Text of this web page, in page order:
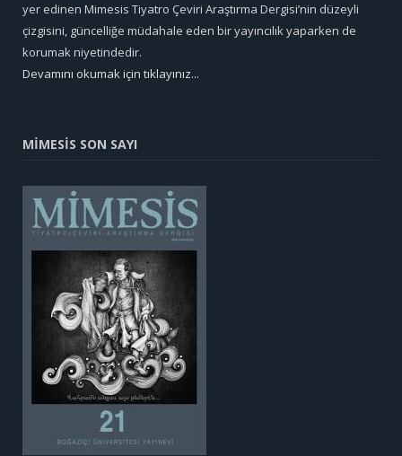
yer edinen Mimesis Tiyatro Çeviri Araştırma Dergisi’nin düzeyli
çizgisini, güncelliğe müdahale eden bir yayıncılık yaparken de
korumak niyetindedir.
Devamını okumak için tıklayınız...
MİMESİS SON SAYI